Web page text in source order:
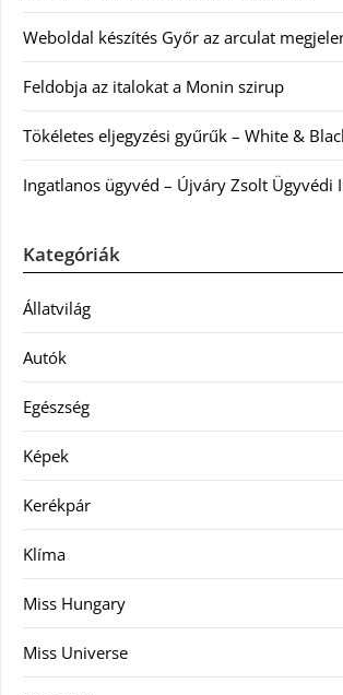
Weboldal készítés Győr az arculat
Feldobja az italokat a Monin szirup
Tökéletes eljegyzési gyűrűk – White &
Ingatlanos ügyvéd – Újváry Zsolt Ügyvédi
Kategóriák
Állatvilág
Autók
Egészség
Képek
Kerékpár
Klíma
Miss Hungary
Miss Universe